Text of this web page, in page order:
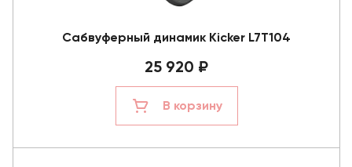
Сабвуферный динамик Kicker L7T104
25 920 ₽
В корзину